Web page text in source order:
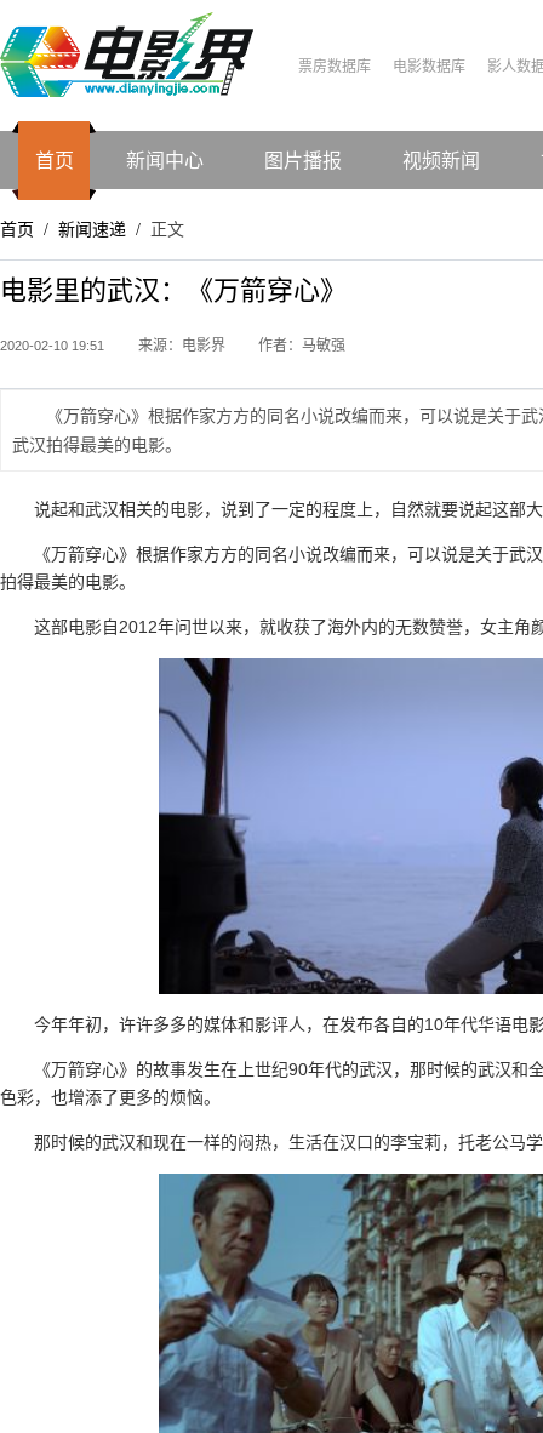
票房数据库 电影数据库 影人数
首页 新闻中心 图片播报 视频新闻
首页 / 新闻速递 / 正文
电影里的武汉：《万箭穿心》
2020-02-10 19:51 来源：电影界 作者：马敏强
《万箭穿心》根据作家方方的同名小说改编而来，可以说是关于
武汉拍得最美的电影。
说起和武汉相关的电影，说到了一定的程度上，自然就要说起这部
《万箭穿心》根据作家方方的同名小说改编而来，可以说是关于
拍得最美的电影。
这部电影自2012年问世以来，就收获了海外内的无数赞誉，女主角
今年年初，许许多多的媒体和影评人，在发布各自的10年代华语电
《万箭穿心》的故事发生在上世纪90年代的武汉，那时候的武汉
色彩，也增添了更多的烦恼。
那时候的武汉和现在一样的闷热，生活在汉口的李宝莉，托老公马